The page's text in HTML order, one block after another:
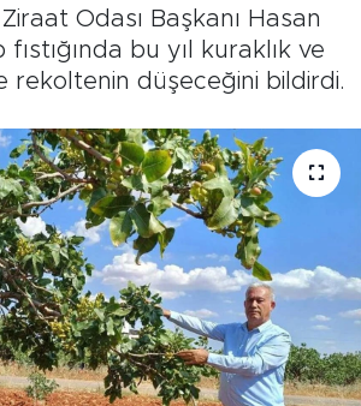
Odası Başkanı Hasan
bu yıl kuraklık ve
rekoltenin düşeceğini bildirdi.